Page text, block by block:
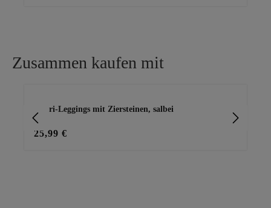
Zusammen kaufen mit
Capri-Leggings mit Ziersteinen, salbei
25,99 €